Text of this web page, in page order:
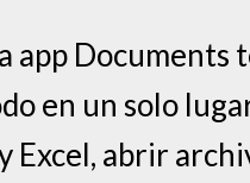
app
en un solo
abrir